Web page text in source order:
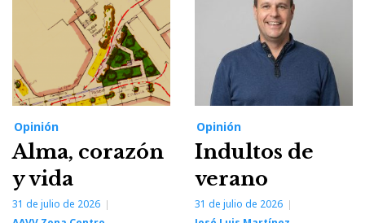
Opinión
Alma, corazón
y vida
31 de julio de 2026
Opinión
Indultos de
verano
31 de julio de 2026